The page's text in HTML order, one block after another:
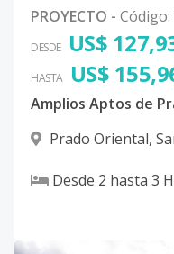
PROYECTO - Código:
DESDE US$
HASTA US$
Amplios Aptos de
Prado Oriental,
Desde 2 hasta 3